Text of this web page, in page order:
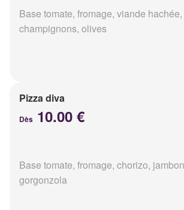
Base tomate, fromage, viande
champignons, olives
Pizza diva
Dès 10.00 €
Base tomate, fromage, chorizo,
gorgonzola